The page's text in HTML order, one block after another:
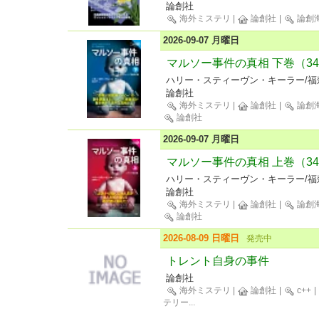
論創社
海外ミステリ 論創社 論創
2026-09-07 月曜日
マルソー事件の真相 下巻（
ハリー・スティーヴン・キーラー/福
論創社
海外ミステリ 論創社
論創
論創社
2026-09-07 月曜日
マルソー事件の真相 上巻（
ハリー・スティーヴン・キーラー/福
論創社
海外ミステリ 論創社
論創
論創社
2026-08-09 日曜日 発売中
トレント自身の事件
論創社
海外ミステリ 論創社 c++
テリー...